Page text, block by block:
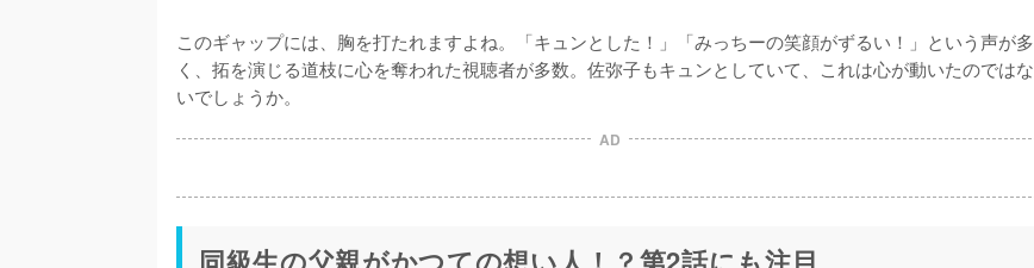
このギャップには、胸を打たれますよね。「キュンとした！」「みっちーの笑顔がずるい！」という声が多
く、拓を演じる道枝に心を奪われた視聴者が多数。佐弥子もキュンとしていて、これは心が動いたのではな
いでしょうか。
AD